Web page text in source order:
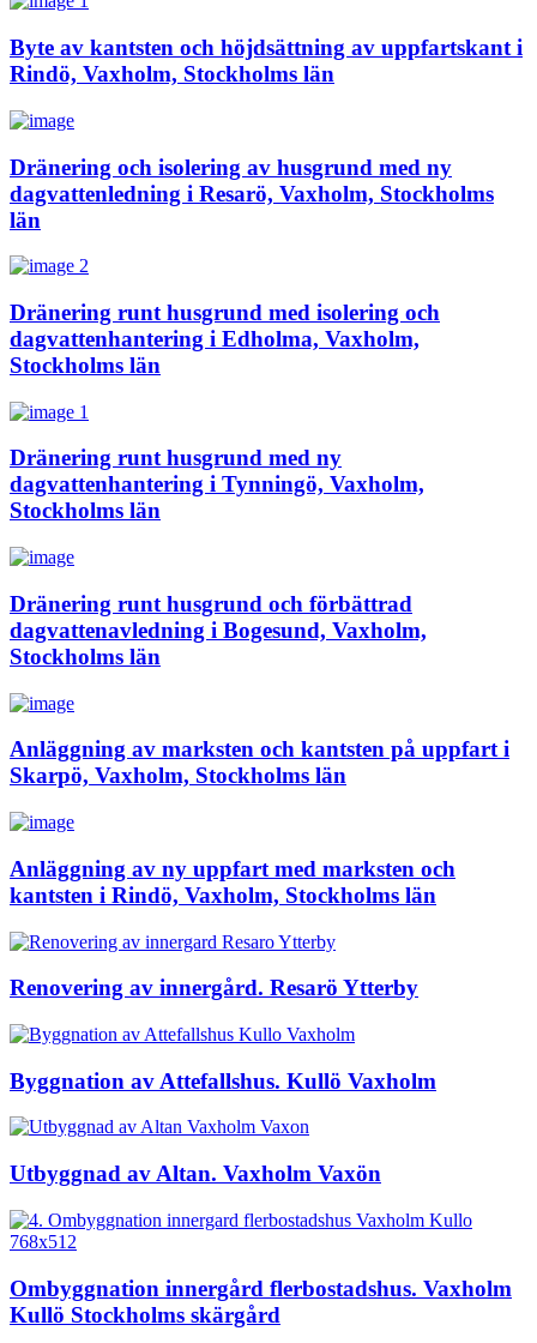
Byte av kantsten och höjdsättning av uppfartskant i
Rindö, Vaxholm, Stockholms län
Dränering och isolering av husgrund med ny
dagvattenledning i Resarö, Vaxholm, Stockholms
län
Dränering runt husgrund med isolering och
dagvattenhantering i Edholma, Vaxholm,
Stockholms län
Dränering runt husgrund med ny
dagvattenhantering i Tynningö, Vaxholm,
Stockholms län
Dränering runt husgrund och förbättrad
dagvattenavledning i Bogesund, Vaxholm,
Stockholms län
Anläggning av marksten och kantsten på uppfart i
Skarpö, Vaxholm, Stockholms län
Anläggning av ny uppfart med marksten och
kantsten i Rindö, Vaxholm, Stockholms län
Renovering av innergård. Resarö Ytterby
Byggnation av Attefallshus. Kullö Vaxholm
Utbyggnad av Altan. Vaxholm Vaxön
Ombyggnation innergård flerbostadshus. Vaxholm
Kullö Stockholms skärgård